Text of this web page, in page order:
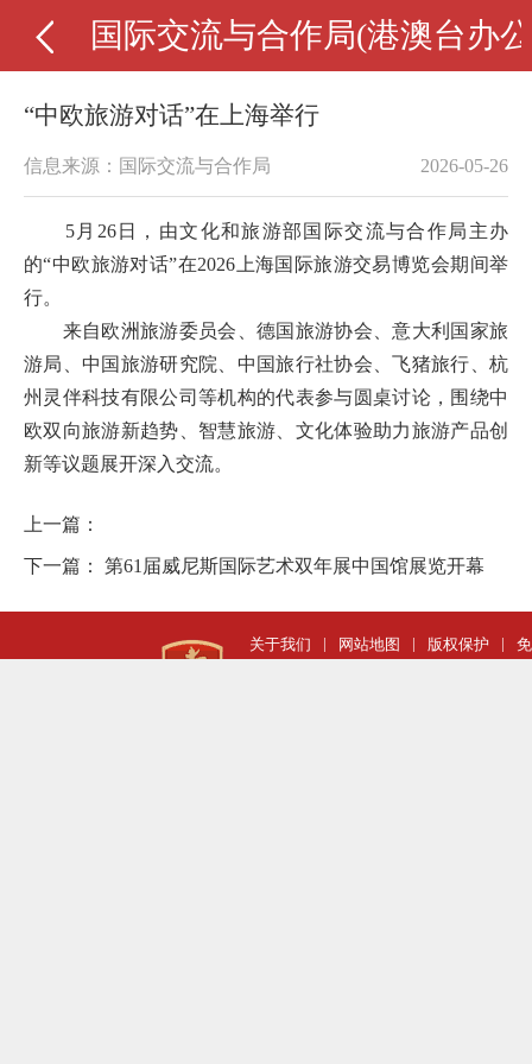
国际交流与合作局(港澳台办
“中欧旅游对话”在上海举行
信息来源：国际交流与合作局 2026-05-26
5月26日，由文化和旅游部国际交流与合作局主办
的“中欧旅游对话”在2026上海国际旅游交易博览会期间举
行。
来自欧洲旅游委员会、德国旅游协会、意大利国家旅
游局、中国旅游研究院、中国旅行社协会、飞猪旅行、杭
州灵伴科技有限公司等机构的代表参与圆桌讨论，围绕中
欧双向旅游新趋势、智慧旅游、文化体验助力旅游产品创
新等议题展开深入交流。
上一篇：
下一篇： 第61届威尼斯国际艺术双年展中国馆展览开幕